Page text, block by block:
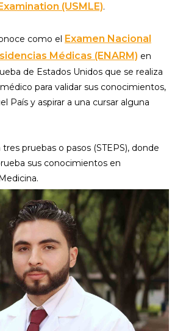
(USMLE).
como el Examen Nacional
Médicas (ENARM) en
de Estados Unidos que se realiza
para validar sus conocimientos,
País y aspirar a una cursar alguna
pruebas o pasos (STEPS), donde
sus conocimientos en